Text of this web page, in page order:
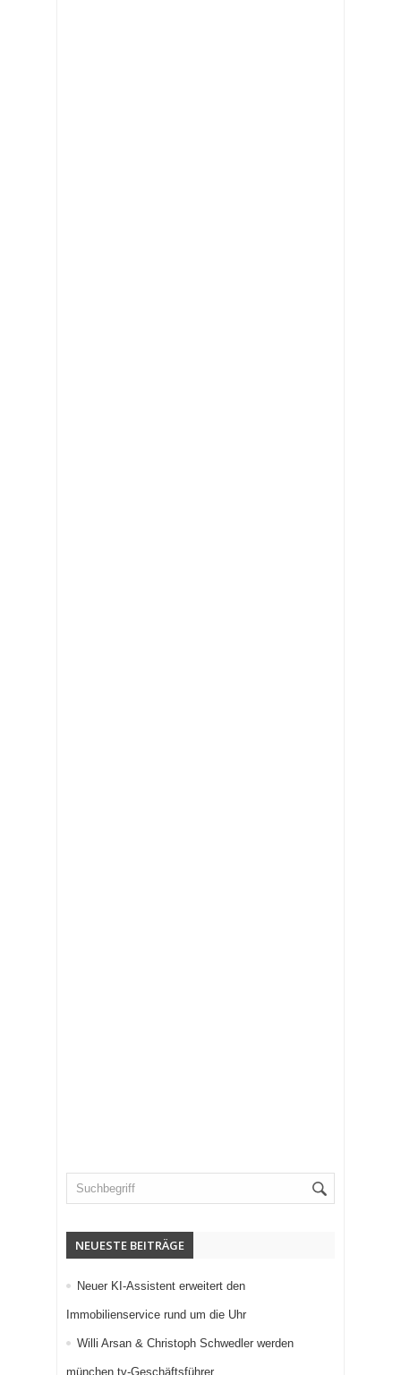
NEUESTE BEITRÄGE
Neuer KI-Assistent erweitert den
Immobilienservice rund um die Uhr
Willi Arsan & Christoph Schwedler werden
münchen.tv-Geschäftsführer